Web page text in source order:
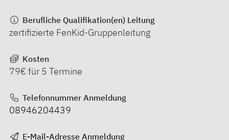
Berufliche Qualifikation(en) Leitung
zertifizierte FenKid-Gruppenleitung
Kosten
79€ für 5 Termine
Telefonnummer Anmeldung
08946204439
E-Mail-Adresse Anmeldung